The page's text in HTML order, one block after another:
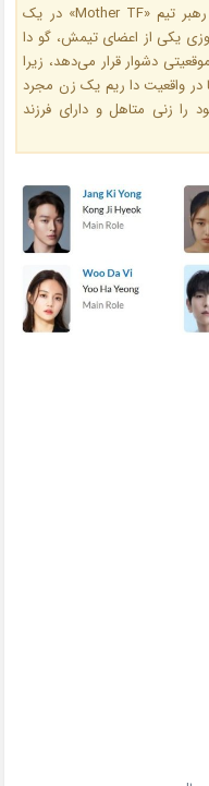
خلاصه داستان: کونگ جی‌ هیوک به‌ عنوان رهبر تیم «Mother TF» در یک
یکی از اعضای تیمش، گو دا
دشوار قرار می‌دهد، زیرا
در واقعیت دا ریم یک زن مجرد
زنی متاهل و دارای فرزند